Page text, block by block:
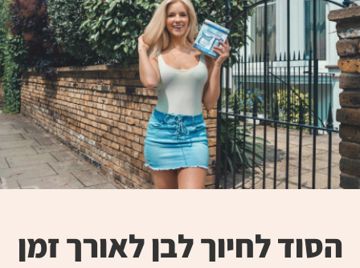
הסוד לחיוך לבן לאורך זמן